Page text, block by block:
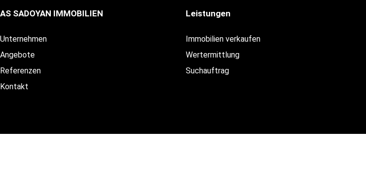
AS SADOYAN IMMOBILIEN
Unternehmen
Angebote
Referenzen
Kontakt
Leistungen
Immobilien verkaufen
Wertermittlung
Suchauftrag